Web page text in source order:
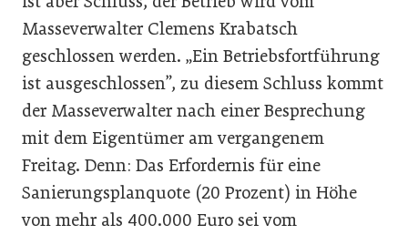
Masseverwalter Clemens Krabatsch
geschlossen werden. „Ein Betriebsfortführung
ist ausgeschlossen”, zu diesem Schluss kommt
der Masseverwalter nach einer Besprechung
mit dem Eigentümer am vergangenem
Freitag. Denn: Das Erfordernis für eine
Sanierungsplanquote (20 Prozent) in Höhe
von mehr als 400.000 Euro sei vom